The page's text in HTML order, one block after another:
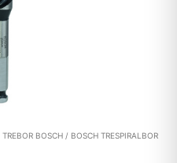
TREBOR BOSCH/ BOSCH TRESPIRALBOR